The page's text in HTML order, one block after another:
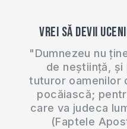
Vrei să devii
"Dumnezeu nu
de neștiință,
tuturor oamenilor
pocăiască;
care va judeca
(Faptele